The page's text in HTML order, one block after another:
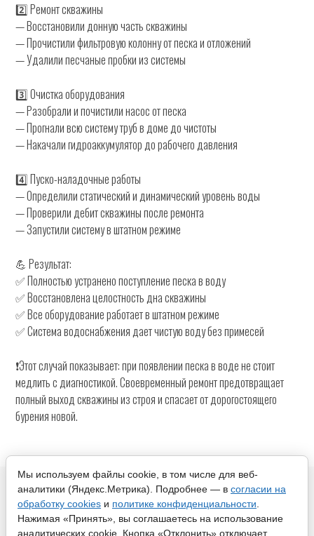
2️⃣ Ремонт скважины
— Восстановили донную часть скважины
— Прочистили фильтровую колонну от песка и отложений
— Удалили песчаные пробки из системы
3️⃣ Очистка оборудования
— Разобрали и почистили насос от песка
— Прогнали всю систему труб в доме до чистоты
— Накачали гидроаккумулятор до рабочего давления
4️⃣ Пуско-наладочные работы
— Определили статический и динамический уровень воды
— Проверили дебит скважины после ремонта
— Запустили систему в штатном режиме
💪 Результат:
✅ Полностью устранено поступление песка в воду
✅ Восстановлена целостность дна скважины
✅ Все оборудование работает в штатном режиме
✅ Система водоснабжения дает чистую воду без примесей
❗️Этот случай показывает: при появлении песка в воде не стоит
медлить с диагностикой. Своевременный ремонт предотвращает
полный выход скважины из строя и спасает от дорогостоящего
бурения новой.
© 2012 - 2026 Родник ИНН 501811615603 · Ремонт и очистка
скважин в Московской области
Копирование материалов сайта без разрешения запрещено и
Мы используем файлы cookie, в том числе для веб-
аналитики (Яндекс.Метрика). Подробнее — в согласии на
обработку cookies и политике конфиденциальности
Нажимая «Принять», вы соглашаетесь на использование
аналитических cookie. Кнопка «Отклонить» отключает